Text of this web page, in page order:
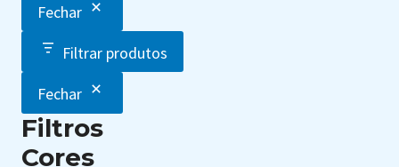
Fechar
Filtrar produtos
Fechar
Filtros
Cores